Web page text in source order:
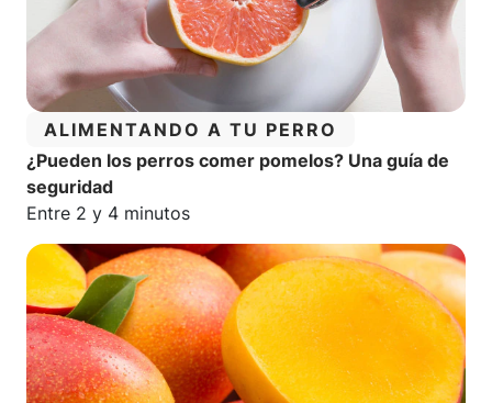
CATEGORÍA:
ALIMENTANDO A TU PERRO
¿Pueden los perros comer pomelos? Una guía de
seguridad
Tiempo estimado de lectura:
Entre 2 y 4 minutos